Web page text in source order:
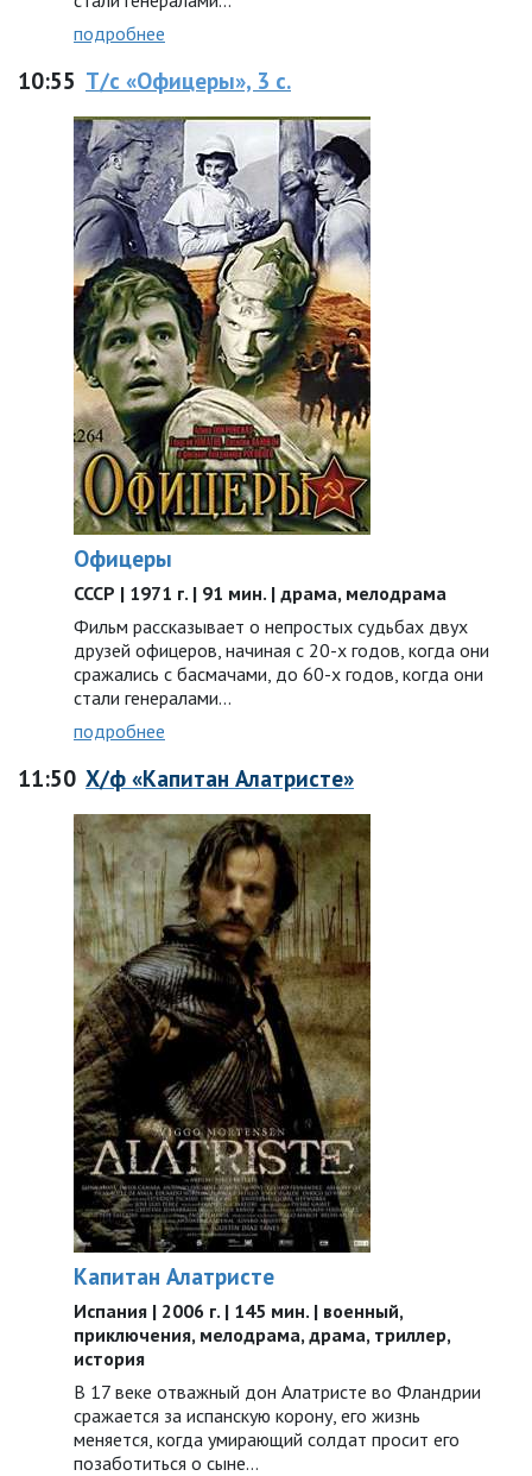
подробнее
10:55 Т/с «Офицеры», 3 с.
Офицеры
СССР | 1971 г. | 91 мин. | драма, мелодрама
Фильм рассказывает о непростых судьбах двух
друзей офицеров, начиная с 20-х годов, когда они
сражались с басмачами, до 60-х годов, когда они
стали генералами…
подробнее
11:50 Х/ф «Капитан Алатристе»
Капитан Алатристе
Испания | 2006 г. | 145 мин. | военный,
приключения, мелодрама, драма, триллер,
история
В 17 веке отважный дон Алатристе во Фландрии
сражается за испанскую корону, его жизнь
меняется, когда умирающий солдат просит его
позаботиться о сыне…